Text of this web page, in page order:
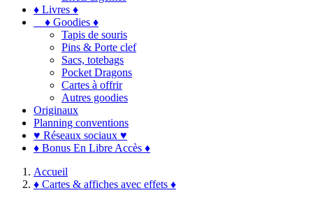
♦ Livres ♦
♦ Goodies ♦
Tapis de souris
Pins & Porte clef
Sacs, totebags
Pocket Dragons
Cartes à offrir
Autres goodies
Originaux
Planning conventions
♥ Réseaux sociaux ♥
♦ Bonus En Libre Accès ♦
Accueil
♦ Cartes & affiches avec effets ♦